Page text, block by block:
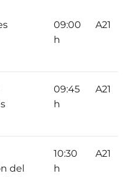
09:00
h
A21
09:45
h
A21
del
10:30
h
A21